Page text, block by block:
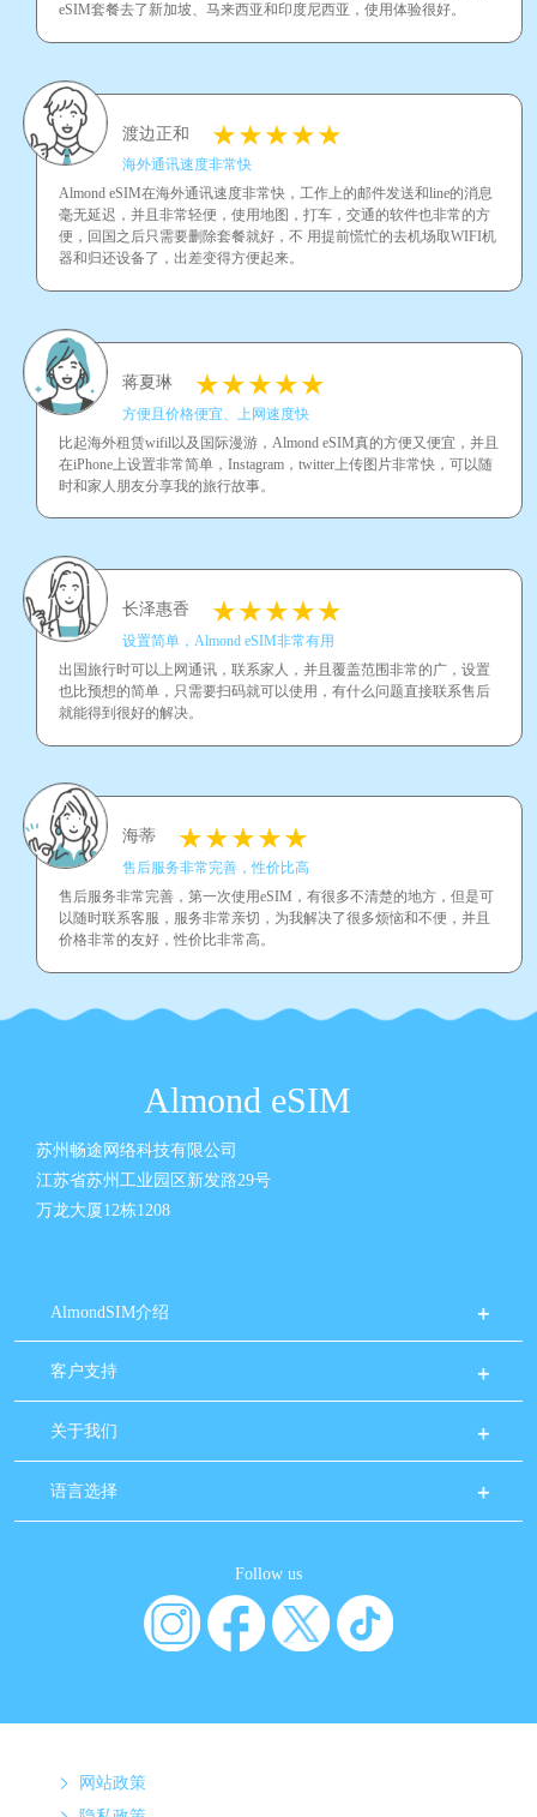
eSIM套餐去了新加坡、马来西亚和印度尼西亚，使用体验很好。
渡边正和
海外通讯速度非常快
Almond eSIM在海外通讯速度非常快，工作上的邮件发送和line的消息
毫无延迟，并且非常轻便，使用地图，打车，交通的软件也非常的方
便，回国之后只需要删除套餐就好，不 用提前慌忙的去机场取WIFI机
器和归还设备了，出差变得方便起来。
蒋夏琳
方便且价格便宜、上网速度快
比起海外租赁wifil以及国际漫游，Almond eSIM真的方便又便宜，并且
在iPhone上设置非常简单，Instagram，twitter上传图片非常快，可以随
时和家人朋友分享我的旅行故事。
长泽惠香
设置简单，Almond eSIM非常有用
出国旅行时可以上网通讯，联系家人，并且覆盖范围非常的广，设置
也比预想的简单，只需要扫码就可以使用，有什么问题直接联系售后
就能得到很好的解决。
海蒂
售后服务非常完善，性价比高
售后服务非常完善，第一次使用eSIM，有很多不清楚的地方，但是可
以随时联系客服，服务非常亲切，为我解决了很多烦恼和不便，并且
价格非常的友好，性价比非常高。
Almond eSIM
苏州畅途网络科技有限公司
江苏省苏州工业园区新发路29号
万龙大厦12栋1208
AlmondSIM介绍
客户支持
关于我们
语言选择
Follow us
网站政策